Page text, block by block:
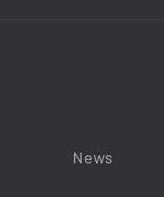
News